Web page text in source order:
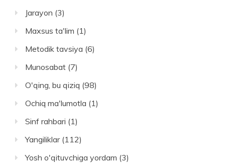
Jarayon (3)
Maxsus ta'lim (1)
Metodik tavsiya (6)
Munosabat (7)
O'qing, bu qiziq (98)
Ochiq ma'lumotla (1)
Sinf rahbari (1)
Yangiliklar(112)
Yosh o'qituvchiga yordam (3)